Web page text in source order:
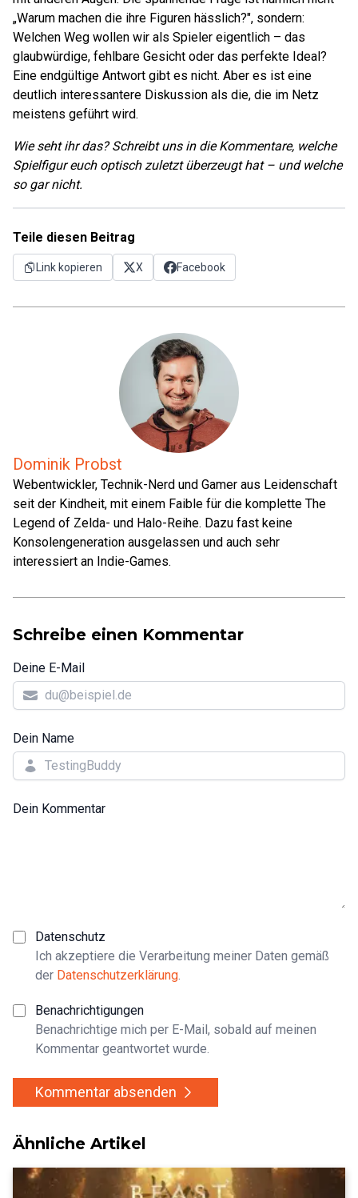
„Warum machen die ihre Figuren hässlich?", sondern:
Welchen Weg wollen wir als Spieler eigentlich – das
glaubwürdige, fehlbare Gesicht oder das perfekte Ideal?
Eine endgültige Antwort gibt es nicht. Aber es ist eine
deutlich interessantere Diskussion als die, die im Netz
meistens geführt wird.
Wie seht ihr das? Schreibt uns in die Kommentare, welche
Spielfigur euch optisch zuletzt überzeugt hat – und welche
so gar nicht.
Teile diesen Beitrag
Link kopieren X Facebook
Dominik Probst
Webentwickler, Technik-Nerd und Gamer aus Leidenschaft
seit der Kindheit, mit einem Faible für die komplette The
Legend of Zelda- und Halo-Reihe. Dazu fast keine
Konsolengeneration ausgelassen und auch sehr
interessiert an Indie-Games.
Schreibe einen Kommentar
Deine E-Mail
Dein Name
Dein Kommentar
Datenschutz
Ich akzeptiere die Verarbeitung meiner Daten gemäß
der Datenschutzerklärung.
Benachrichtigungen
Benachrichtige mich per E-Mail, sobald auf meinen
Kommentar geantwortet wurde.
Kommentar absenden
Ähnliche Artikel